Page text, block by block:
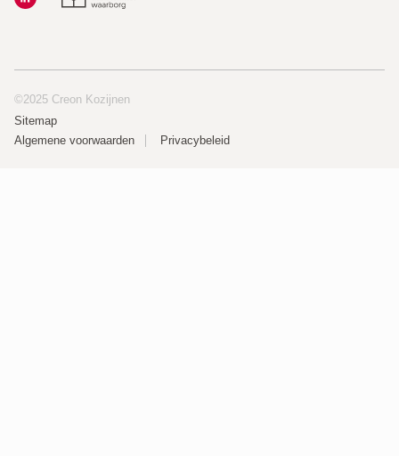
©2025 Creon Kozijnen
Sitemap
Algemene voorwaarden
Privacybeleid